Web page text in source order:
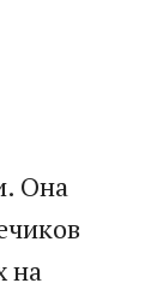
Она
на